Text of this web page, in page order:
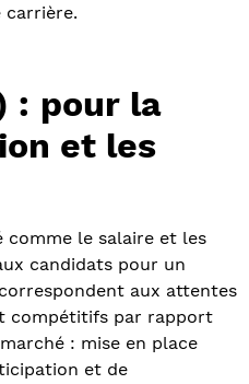
carrière.
: pour la
et les
le salaire et les
candidats pour un
aux attentes
compétitifs par rapport
: mise en place
et de